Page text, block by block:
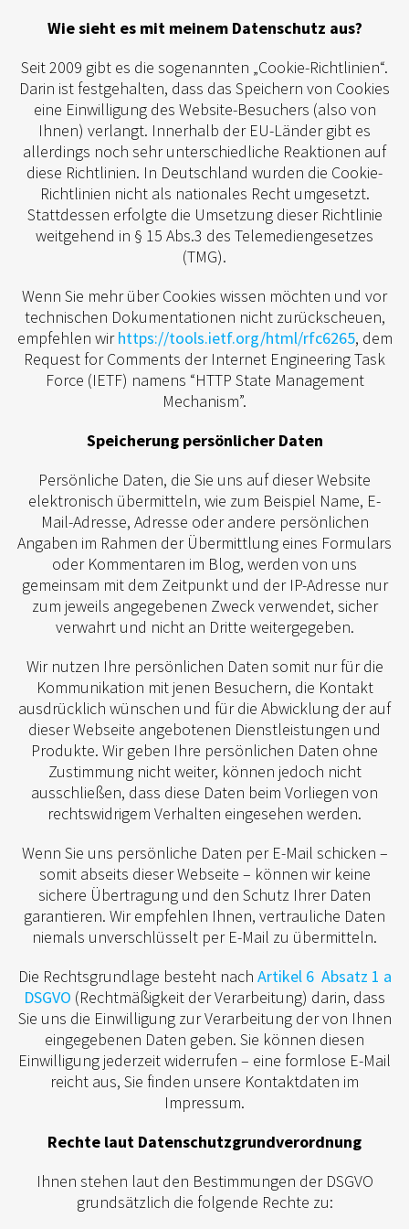
Wie sieht es mit meinem Datenschutz aus?
Seit 2009 gibt es die sogenannten „Cookie-Richtlinien“.
Darin ist festgehalten, dass das Speichern von Cookies
eine Einwilligung des Website-Besuchers (also von
Ihnen) verlangt. Innerhalb der EU-Länder gibt es
allerdings noch sehr unterschiedliche Reaktionen auf
diese Richtlinien. In Deutschland wurden die Cookie-
Richtlinien nicht als nationales Recht umgesetzt.
Stattdessen erfolgte die Umsetzung dieser Richtlinie
weitgehend in § 15 Abs.3 des Telemediengesetzes
(TMG).
Wenn Sie mehr über Cookies wissen möchten und vor
technischen Dokumentationen nicht zurückscheuen,
empfehlen wirhttps://tools.ietf.org/html/rfc6265, dem
Request for Comments der Internet Engineering Task
Force (IETF) namens “HTTP State Management
Mechanism”.
Speicherung persönlicher Daten
Persönliche Daten, die Sie uns auf dieser Website
elektronisch übermitteln, wie zum Beispiel Name, E-
Mail-Adresse, Adresse oder andere persönlichen
Angaben im Rahmen der Übermittlung eines Formulars
oder Kommentaren im Blog, werden von uns
gemeinsam mit dem Zeitpunkt und der IP-Adresse nur
zum jeweils angegebenen Zweck verwendet, sicher
verwahrt und nicht an Dritte weitergegeben.
Wir nutzen Ihre persönlichen Daten somit nur für die
Kommunikation mit jenen Besuchern, die Kontakt
ausdrücklich wünschen und für die Abwicklung der auf
dieser Webseite angebotenen Dienstleistungen und
Produkte. Wir geben Ihre persönlichen Daten ohne
Zustimmung nicht weiter, können jedoch nicht
ausschließen, dass diese Daten beim Vorliegen von
rechtswidrigem Verhalten eingesehen werden.
Wenn Sie uns persönliche Daten per E-Mail schicken –
somit abseits dieser Webseite – können wir keine
sichere Übertragung und den Schutz Ihrer Daten
garantieren. Wir empfehlen Ihnen, vertrauliche Daten
niemals unverschlüsselt per E-Mail zu übermitteln.
Die Rechtsgrundlage besteht nach Artikel 6 Absatz 1 a
DSGVO (Rechtmäßigkeit der Verarbeitung) darin, dass
Sie uns die Einwilligung zur Verarbeitung der von Ihnen
eingegebenen Daten geben. Sie können diesen
Einwilligung jederzeit widerrufen – eine formlose E-Mail
reicht aus, Sie finden unsere Kontaktdaten im
Impressum.
Rechte laut Datenschutzgrundverordnung
Ihnen stehen laut den Bestimmungen der DSGVO
grundsätzlich die folgende Rechte zu: